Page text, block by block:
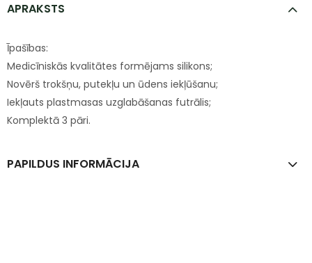
APRAKSTS
Īpašības:
Medicīniskās kvalitātes formējams silikons;
Novērš trokšņu, putekļu un ūdens iekļūšanu;
Iekļauts plastmasas uzglabāšanas futrālis;
Komplektā 3 pāri.
PAPILDUS INFORMĀCIJA